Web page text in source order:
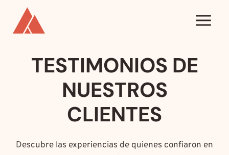
contenido
TESTIMONIOS DE
NUESTROS
CLIENTES
Descubre las experiencias de quienes confiaron en